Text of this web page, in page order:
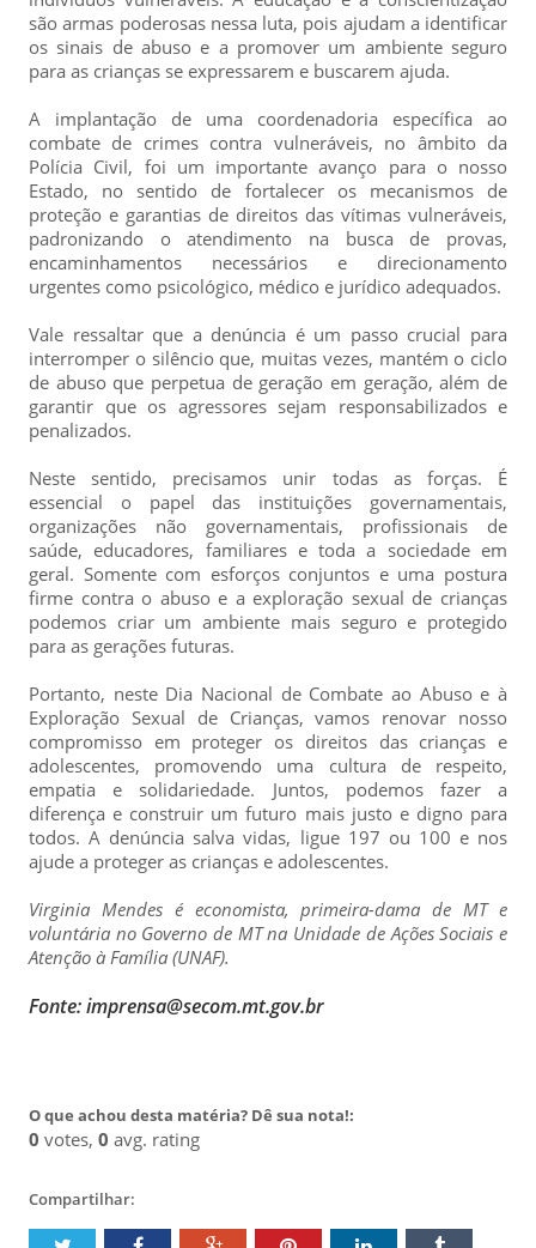
são armas poderosas nessa luta, pois ajudam a identificar
os sinais de abuso e a promover um ambiente seguro
para as crianças se expressarem e buscarem ajuda.
A implantação de uma coordenadoria específica ao
combate de crimes contra vulneráveis, no âmbito da
Polícia Civil, foi um importante avanço para o nosso
Estado, no sentido de fortalecer os mecanismos de
proteção e garantias de direitos das vítimas vulneráveis,
padronizando o atendimento na busca de provas,
encaminhamentos necessários e direcionamento
urgentes como psicológico, médico e jurídico adequados.
Vale ressaltar que a denúncia é um passo crucial para
interromper o silêncio que, muitas vezes, mantém o ciclo
de abuso que perpetua de geração em geração, além de
garantir que os agressores sejam responsabilizados e
penalizados.
Neste sentido, precisamos unir todas as forças. É
essencial o papel das instituições governamentais,
organizações não governamentais, profissionais de
saúde, educadores, familiares e toda a sociedade em
geral. Somente com esforços conjuntos e uma postura
firme contra o abuso e a exploração sexual de crianças
podemos criar um ambiente mais seguro e protegido
para as gerações futuras.
Portanto, neste Dia Nacional de Combate ao Abuso e à
Exploração Sexual de Crianças, vamos renovar nosso
compromisso em proteger os direitos das crianças e
adolescentes, promovendo uma cultura de respeito,
empatia e solidariedade. Juntos, podemos fazer a
diferença e construir um futuro mais justo e digno para
todos. A denúncia salva vidas, ligue 197 ou 100 e nos
ajude a proteger as crianças e adolescentes.
Virginia Mendes é economista, primeira-dama de MT e
voluntária no Governo de MT na Unidade de Ações Sociais e
Atenção à Família (UNAF).
Fonte: imprensa@secom.mt.gov.br
O que achou desta matéria? Dê sua nota!:
0 votes, 0 avg. rating
Compartilhar: